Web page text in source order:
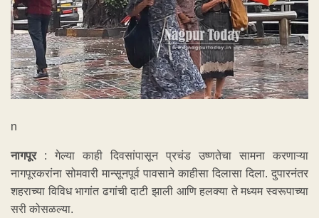
n
नागपूर : गेल्या काही दिवसांपासून प्रचंड उष्णतेचा सामना करणाऱ्या
नागपूरकरांना सोमवारी मान्सूनपूर्व पावसाने काहीसा दिलासा दिला. दुपारनंतर
शहराच्या विविध भागांत ढगांची दाटी झाली आणि हलक्या ते मध्यम स्वरूपाच्या
सरी कोसळल्या.